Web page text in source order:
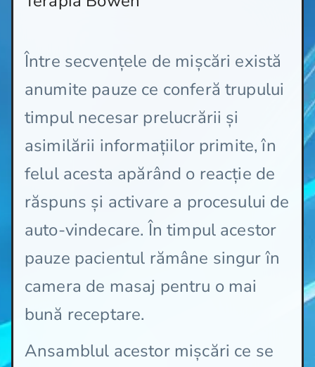
Între secvențele de mișcări există
anumite pauze ce conferă trupului
timpul necesar prelucrării și
asimilării informațiilor primite, în
felul acesta apărând o reacție de
răspuns și activare a procesului de
auto-vindecare. În timpul acestor
pauze pacientul rămâne singur în
camera de masaj pentru o mai
bună receptare.
Ansamblul acestor mișcări ce se